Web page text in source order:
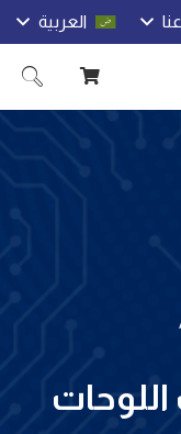
العربية